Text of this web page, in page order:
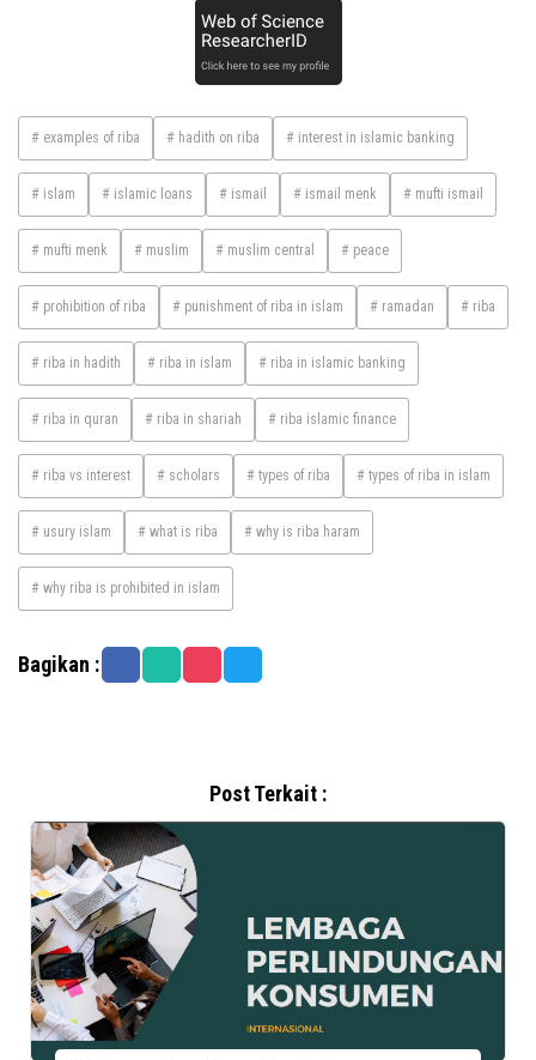
# examples of riba # hadith on riba # interest in islamic banking
# islam # islamic loans # ismail # ismail menk # mufti ismail
# mufti menk # muslim # muslim central # peace
# prohibition of riba # punishment of riba in islam # ramadan # riba
# riba in hadith # riba in islam # riba in islamic banking
# riba in quran # riba in shariah # riba islamic finance
# riba vs interest # scholars # types of riba # types of riba in islam
# usury islam # what is riba # why is riba haram
# why riba is prohibited in islam
Bagikan :
Post Terkait :